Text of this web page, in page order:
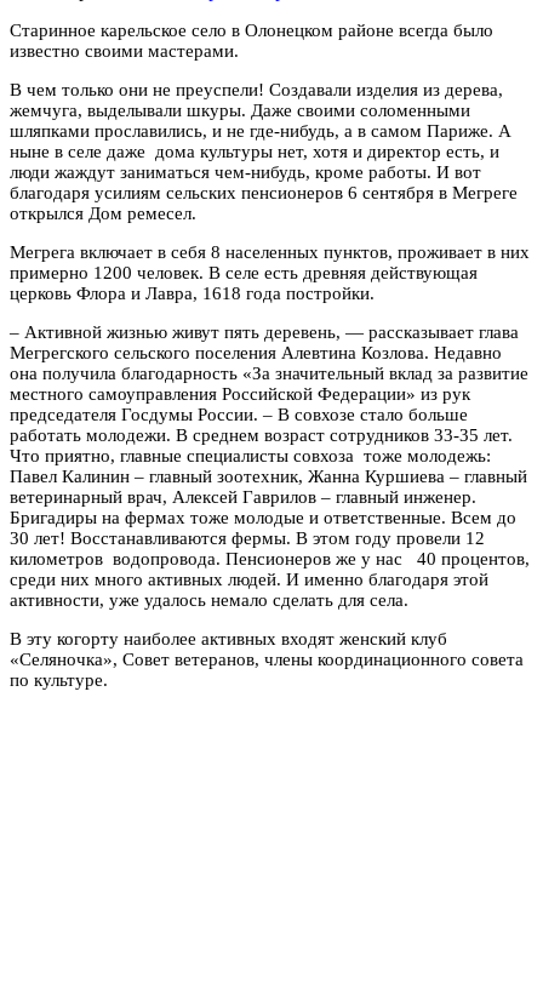
Старинное карельское село в Олонецком районе всегда было
известно своими мастерами.
В чем только они не преуспели! Создавали изделия из дерева,
жемчуга, выделывали шкуры. Даже своими соломенными
шляпками прославились, и не где-нибудь, а в самом Париже. А
ныне в селе даже дома культуры нет, хотя и директор есть, и
люди жаждут заниматься чем-нибудь, кроме работы. И вот
благодаря усилиям сельских пенсионеров 6 сентября в Мегреге
открылся Дом ремесел.
Мегрега включает в себя 8 населенных пунктов, проживает в них
примерно 1200 человек. В селе есть древняя действующая
церковь Флора и Лавра, 1618 года постройки.
– Активной жизнью живут пять деревень, — рассказывает глава
Мегрегского сельского поселения Алевтина Козлова. Недавно
она получила благодарность «За значительный вклад за развитие
местного самоуправления Российской Федерации» из рук
председателя Госдумы России. – В совхозе стало больше
работать молодежи. В среднем возраст сотрудников 33-35 лет.
Что приятно, главные специалисты совхоза тоже молодежь:
Павел Калинин – главный зоотехник, Жанна Куршиева – главный
ветеринарный врач, Алексей Гаврилов – главный инженер.
Бригадиры на фермах тоже молодые и ответственные. Всем до
30 лет! Восстанавливаются фермы. В этом году провели 12
километров водопровода. Пенсионеров же у нас 40 процентов,
среди них много активных людей. И именно благодаря этой
активности, уже удалось немало сделать для села.
В эту когорту наиболее активных входят женский клуб
«Селяночка», Совет ветеранов, члены координационного совета
по культуре.